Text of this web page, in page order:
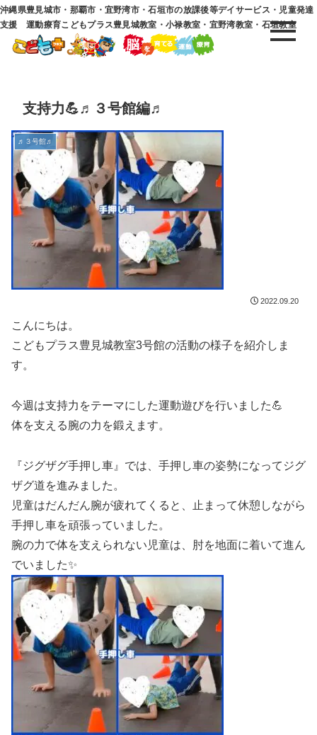
沖縄県豊見城市・那覇市・宜野湾市・石垣市の放課後等デイサービス・児童発達
支援 運動療育こどもプラス豊見城教室・小禄教室・宜野湾教室・石垣教室
支持力💪♬３号館編♬
♬３号館♬
2022.09.20
こんにちは。
こどもプラス豊見城教室3号館の活動の様子を紹介しま
す。
今週は支持力をテーマにした運動遊びを行いました💪
体を支える腕の力を鍛えます。
『ジグザグ手押し車』では、手押し車の姿勢になってジグ
ザグ道を進みました。
児童はだんだん腕が疲れてくると、止まって休憩しながら
手押し車を頑張っていました。
腕の力で体を支えられない児童は、肘を地面に着いて進ん
でいました✨